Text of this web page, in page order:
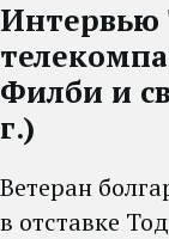
Интервью
Филби и
г.)
Ветеран
в отставке